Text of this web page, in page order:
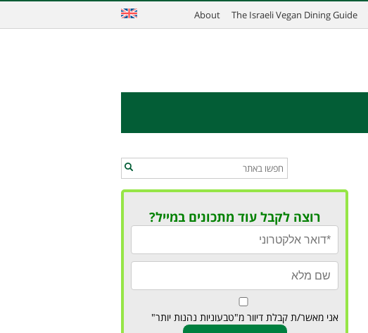
The Israeli Vegan Dining Guide
About
רוצה לקבל עוד מתכונים במייל?
אני מאשר/ת קבלת דיוור מ"טבעוניות נהנות יותר"